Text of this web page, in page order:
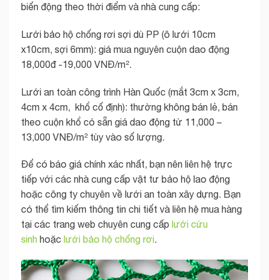
biến động theo thời điểm và nhà cung cấp:
Lưới bảo hộ chống rơi sợi dù PP (ô lưới 10cm
x10cm, sợi 6mm): giá mua nguyên cuộn dao động
18,000đ -19,000 VNĐ/m².
Lưới an toàn công trình Hàn Quốc (mắt 3cm x 3cm,
4cm x 4cm, khổ cố định): thường không bán lẻ, bán
theo cuộn khổ có sẵn giá dao động từ 11,000 –
13,000 VNĐ/m² tùy vào số lượng.
Để có báo giá chính xác nhất, bạn nên liên hệ trực
tiếp với các nhà cung cấp vật tư bảo hộ lao động
hoặc công ty chuyên về lưới an toàn xây dựng. Bạn
có thể tìm kiếm thông tin chi tiết và liên hệ mua hàng
tại các trang web chuyên cung cấp lưới cứu
sinh hoặc lưới bảo hộ chống rơi.